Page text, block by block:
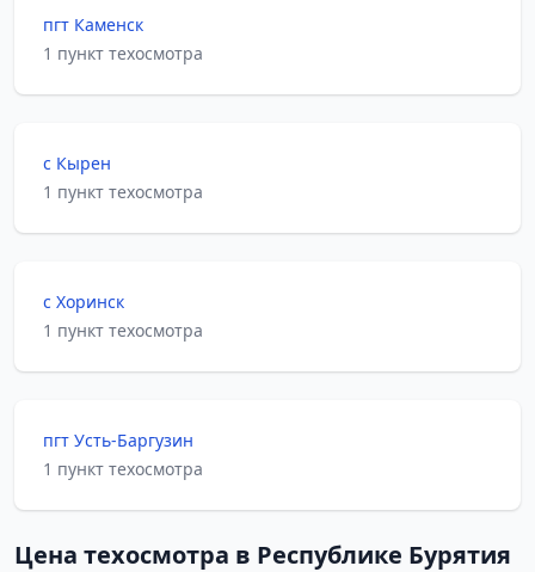
пгт Каменск
1 пункт техосмотра
с Кырен
1 пункт техосмотра
с Хоринск
1 пункт техосмотра
пгт Усть-Баргузин
1 пункт техосмотра
Цена техосмотра в Республике Бурятия